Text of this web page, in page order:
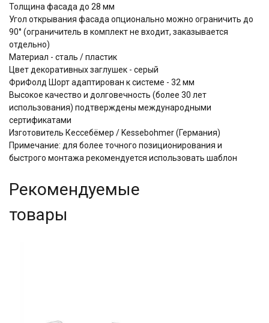
Толщина фасада до 28 мм
Угол открывания фасада опционально можно ограничить до
90° (ограничитель в комплект не входит, заказывается
отдельно)
Материал - сталь / пластик
Цвет декоративных заглушек - серый
ФриФолд Шорт адаптирован к системе - 32 мм
Высокое качество и долговечность (более 30 лет
использования) подтверждены международными
сертификатами
Изготовитель Кессебёмер / Kessebohmer (Германия)
Примечание: для более точного позиционирования и
быстрого монтажа рекомендуется использовать шаблон
Рекомендуемые
товары